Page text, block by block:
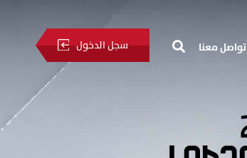
سجل الدخول تواصل معنا